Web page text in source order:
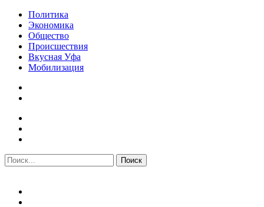
Политика
Экономика
Общество
Происшествия
Вкусная Уфа
Мобилизация